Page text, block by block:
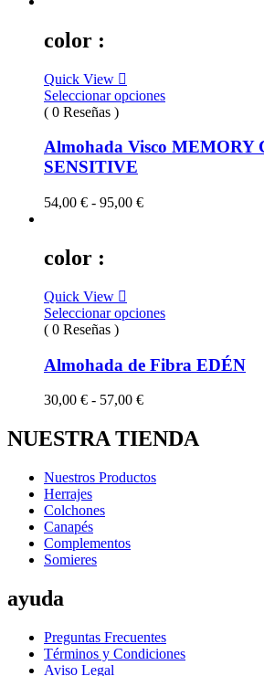
color :
Quick View
Seleccionar opciones
( 0 Reseñas )
Almohada Visco MEMORY
SENSITIVE
54,00 € - 95,00 €Rango
color :
Quick View
Seleccionar opciones
( 0 Reseñas )
Almohada de Fibra EDÉN
30,00 € - 57,00 €Rango
precios:
desde
hasta
NUESTRA TIENDA
Nuestros Productos
Herrajes
Colchones
Canapés
Complementos
Somieres
ayuda
Preguntas Frecuentes
Términos y Condiciones
Aviso Legal